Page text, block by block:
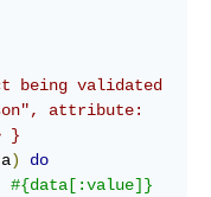
being validated
attribute:
}
)
do
#{data[ :value]}